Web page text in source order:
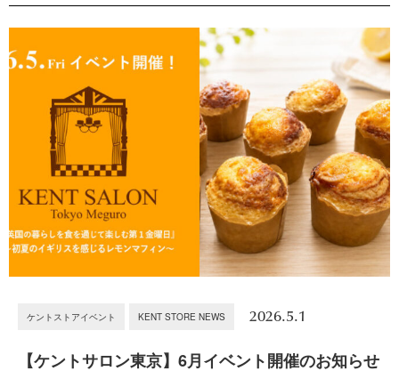
ケントストアイベント KENT STORE NEWS 2026.5.1
【ケントサロン東京】6月イベント開催のお知らせ